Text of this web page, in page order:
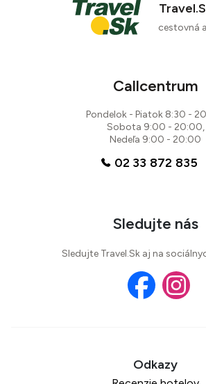
cestovná
Callcentrum
Pondelok - Piatok 8:30 -
Sobota 9:00 - 20:00,
Nedeľa 9:00 - 20:00
02 33 872 835
Sledujte nás
Sledujte Travel.Sk aj na